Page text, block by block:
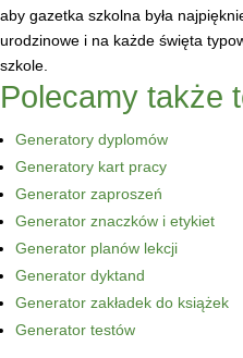
aby gazetka szkolna była
urodzinowe i na każde święta
szkole.
Polecamy także
Generatory dyplomów
Generatory kart pracy
Generator zaproszeń
Generator znaczków i etykiet
Generator planów lekcji
Generator dyktand
Generator zakładek do książek
Generator testów